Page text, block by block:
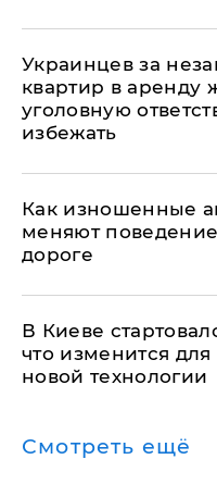
Украинцев за
квартир в аренду
уголовную
избежать
Как изношенные
меняют
дороге
В Киеве
что изменится
новой технологии
Смотреть ещё